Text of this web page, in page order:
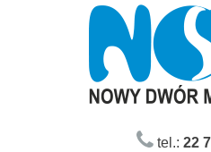
tel.: 22